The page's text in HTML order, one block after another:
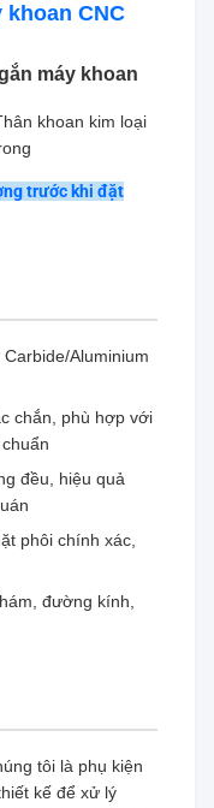
CNC
máy khoan
khoan kim loại
trước khi đặt
Aluminium
chắn, phù hợp với
đều, hiệu quả
phôi chính xác,
đường kính,
tôi là phụ kiện
kế để xử lý